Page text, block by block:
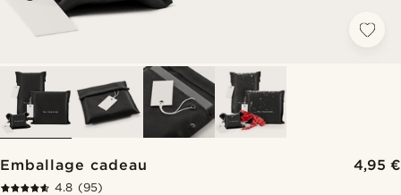
Emballage cadeau 4,95 €
4.8 (95)